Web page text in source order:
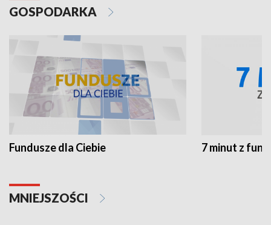
GOSPODARKA
Fundusze dla Ciebie 7 minut z
MNIEJSZOŚCI